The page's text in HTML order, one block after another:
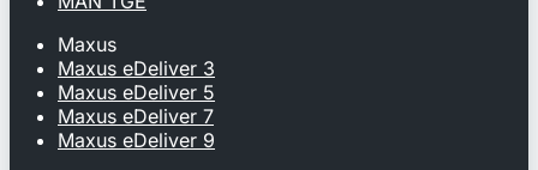
Maxus
Maxus eDeliver 3
Maxus eDeliver 5
Maxus eDeliver 7
Maxus eDeliver 9